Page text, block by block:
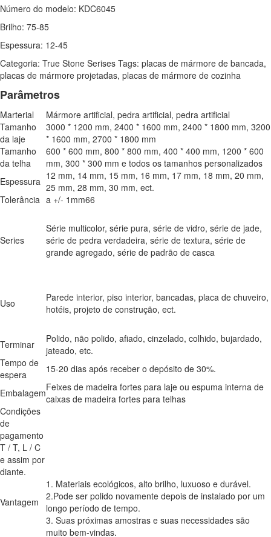
Número do modelo: KDC6045
Brilho: 75-85
Espessura: 12-45
Categoria: True Stone Serises Tags: placas de mármore de bancada,
placas de mármore projetadas, placas de mármore de cozinha
Parâmetros
Marterial
Mármore artificial, pedra artificial, pedra artificial
Tamanho
da laje
3000 * 1200 mm, 2400 * 1600 mm, 2400 * 1800 mm, 3200
* 1600 mm, 2700 * 1800 mm
Tamanho
da telha
600 * 600 mm, 800 * 800 mm, 400 * 400 mm, 1200 * 600
mm, 300 * 300 mm e todos os tamanhos personalizados
Espessura 12 mm, 14 mm, 15 mm, 16 mm, 17 mm, 18 mm, 20 mm,
25 mm, 28 mm, 30 mm, ect.
Tolerância a +/- 1mm66
Series
Série multicolor, série pura, série de vidro, série de jade,
série de pedra verdadeira, série de textura, série de
grande agregado, série de padrão de casca
Uso
Parede interior, piso interior, bancadas, placa de chuveiro,
hotéis, projeto de construção, ect.
Terminar
Polido, não polido, afiado, cinzelado, colhido, bujardado,
jateado, etc.
Tempo de
espera
15-20 dias após receber o depósito de 30%.
EmbalagemFeixes de madeira fortes para laje ou espuma interna de
caixas de madeira fortes para telhas
Condições
de
pagamento
T / T, L / C
e assim por
diante.
1. Materiais ecológicos, alto brilho, luxuoso e durável.
Vantagem
2.Pode ser polido novamente depois de instalado por um
longo período de tempo.
3. Suas próximas amostras e suas necessidades são
muito bem-vindas.